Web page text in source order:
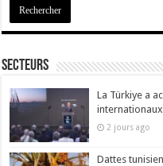
Secteurs
La Türkiye a
2 jours ago
Dattes